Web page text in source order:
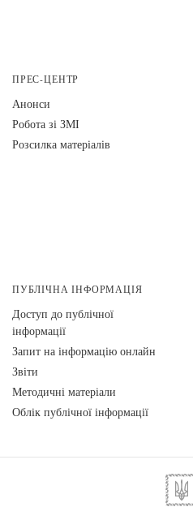
ПРЕС-ЦЕНТР
Анонси
Робота зі ЗМІ
Розсилка матеріалів
ПУБЛІЧНА ІНФОРМАЦІЯ
Доступ до публічної
інформації
Запит на інформацію онлайн
Звіти
Методичні матеріали
Облік публічної інформації